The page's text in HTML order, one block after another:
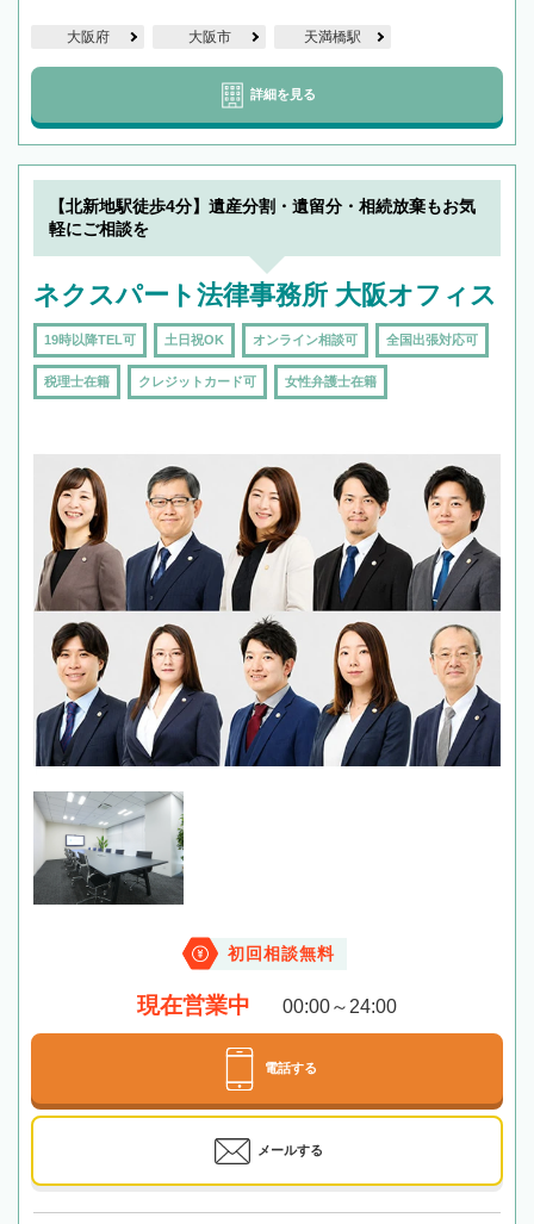
大阪府 大阪市 天満橋駅
詳細を見る
【北新地駅徒歩4分】遺産分割・遺留分・相続放棄もお気
軽にご相談を
ネクスパート法律事務所 大阪オフィス
19時以降TEL可 土日祝OK オンライン相談可 全国出張対応可
税理士在籍 クレジットカード可 女性弁護士在籍
初回相談無料
現在営業中 00:00～24:00
電話する
メールする